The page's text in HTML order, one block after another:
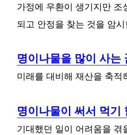
가정에 우환이 생기지만 조
되고 안정을 찾는 것을 암
명이나물을 많이 사는
미래를 대비해 재산을 축적
명이나물이 써서 먹기
기대했던 일이 어려움을 겪